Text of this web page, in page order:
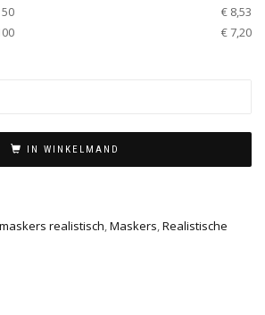
50
€ 8,53
€ 7,20
IN WINKELMAND
realistisch,Maskers,Realistische